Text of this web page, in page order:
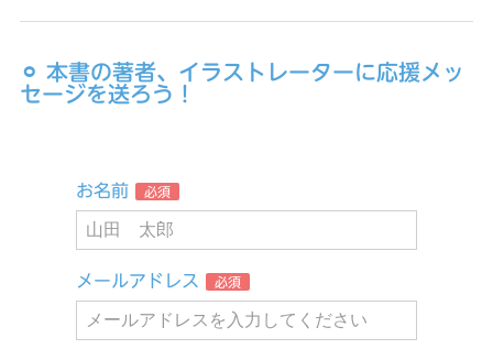
⚪︎ 本書の著者、イラストレーターに応援メッ
セージを送ろう！
お名前 必須
メールアドレス 必須